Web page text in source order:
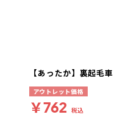
【あったか】裏起毛
アウトレット価格
￥762 税込